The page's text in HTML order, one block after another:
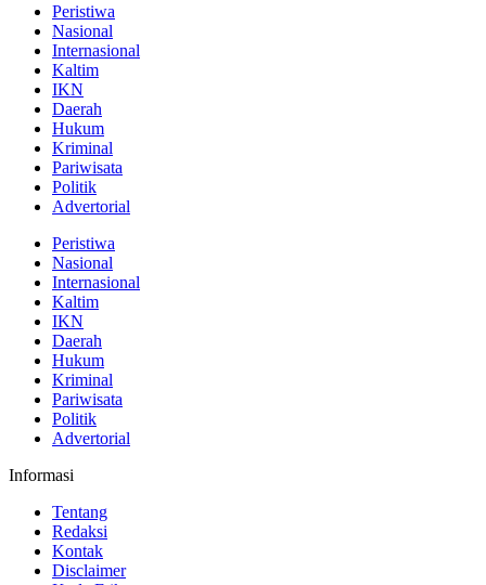
Peristiwa
Nasional
Internasional
Kaltim
IKN
Daerah
Hukum
Kriminal
Pariwisata
Politik
Advertorial
Peristiwa
Nasional
Internasional
Kaltim
IKN
Daerah
Hukum
Kriminal
Pariwisata
Politik
Advertorial
Informasi
Tentang
Redaksi
Kontak
Disclaimer